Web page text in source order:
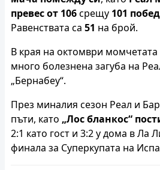
превес от 106срещу 101
Равенствата са 51 на брой.
В края на октомври
много болезнена загуба на
„Бернабеу“.
През миналия сезон Реал и
пъти, като „Лос бланкос“
2:1 като гост и 3:2 у дома в Ла
финала за Суперкупата на